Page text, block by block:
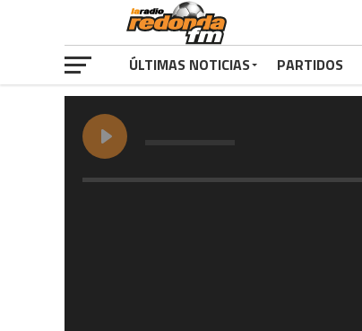
ÚLTIMAS NOTICIAS PARTIDOS